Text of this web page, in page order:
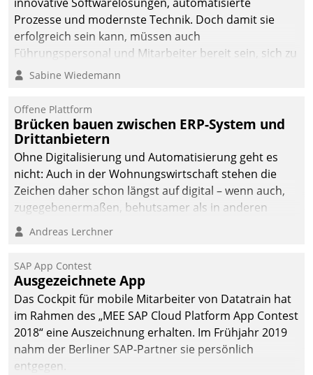
Prozesse und modernste Technik. Doch damit sie
erfolgreich sein kann, müssen auch
Führungspersonal und Mitarbeiter bereit sein, sich zu
verändern und anzupassen, sonst werden sie an ihr
Sabine Wiedemann
Offene Plattform
Brücken bauen zwischen ERP-System und
Drittanbietern
Ohne Digitalisierung und Automatisierung geht es
nicht: Auch in der Wohnungswirtschaft stehen die
Zeichen daher schon längst auf digital – wenn auch,
zugegebenermaßen, behutsamer als in anderen
Branchen.
Andreas Lerchner
SAP App Contest
Ausgezeichnete App
Das Cockpit für mobile Mitarbeiter von Datatrain hat
im Rahmen des „MEE SAP Cloud Platform App Contest
2018“ eine Auszeichnung erhalten. Im Frühjahr 2019
nahm der Berliner SAP-Partner sie persönlich
entgegen.